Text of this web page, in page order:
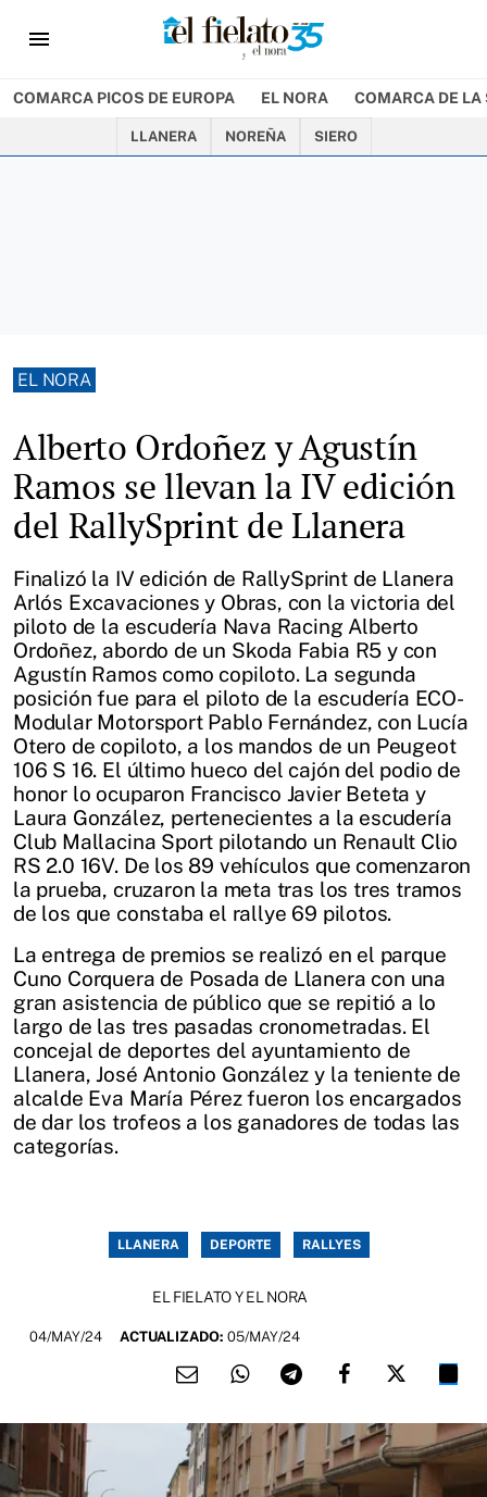
menu
COMARCA PICOS DE EUROPA EL NORA COMARCA DE LA
LLANERA NOREÑA SIERO
EL NORA
Alberto Ordoñez y Agustín
Ramos se llevan la IV edición
del RallySprint de Llanera
Finalizó la IV edición de RallySprint de Llanera
Arlós Excavaciones y Obras, con la victoria del
piloto de la escudería Nava Racing Alberto
Ordoñez, abordo de un Skoda Fabia R5 y con
Agustín Ramos como copiloto. La segunda
posición fue para el piloto de la escudería ECO-
Modular Motorsport Pablo Fernández, con Lucía
Otero de copiloto, a los mandos de un Peugeot
106 S 16. El último hueco del cajón del podio de
honor lo ocuparon Francisco Javier Beteta y
Laura González, pertenecientes a la escudería
Club Mallacina Sport pilotando un Renault Clio
RS 2.0 16V. De los 89 vehículos que comenzaron
la prueba, cruzaron la meta tras los tres tramos
de los que constaba el rallye 69 pilotos.
La entrega de premios se realizó en el parque
Cuno Corquera de Posada de Llanera con una
gran asistencia de público que se repitió a lo
largo de las tres pasadas cronometradas. El
concejal de deportes del ayuntamiento de
Llanera, José Antonio González y la teniente de
alcalde Eva María Pérez fueron los encargados
de dar los trofeos a los ganadores de todas las
categorías.
LLANERA DEPORTE RALLYES
EL FIELATO Y EL NORA
04/MAY/24 ACTUALIZADO: 05/MAY/24